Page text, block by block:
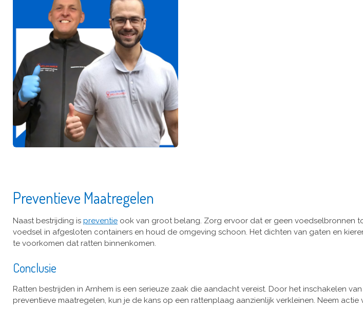
Preventieve Maatregelen
Naast bestrijding is preventie ook van groot belang. Zorg ervoor dat er geen voedselbronnen
voedsel in afgesloten containers en houd de omgeving schoon. Het dichten van gaten en
te voorkomen dat ratten binnenkomen.
Conclusie
Ratten bestrijden in Arnhem is een serieuze zaak die aandacht vereist. Door het inschakelen
preventieve maatregelen, kun je de kans op een rattenplaag aanzienlijk verkleinen. Neem